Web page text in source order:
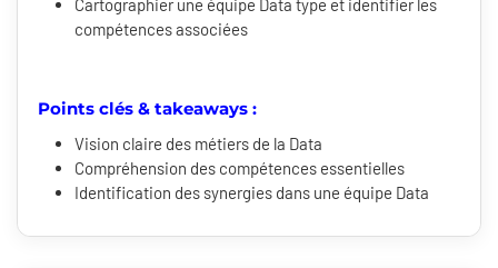
Cartographier une équipe Data type et identifier les
compétences associées
Points clés & takeaways :
Vision claire des métiers de la Data
Compréhension des compétences essentielles
Identification des synergies dans une équipe Data